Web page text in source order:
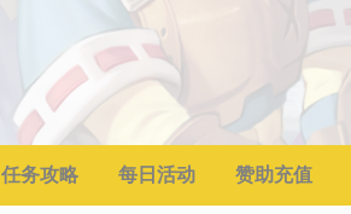
任务攻略 每日活动 赞助充值